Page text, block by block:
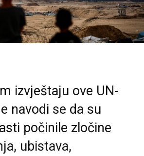
izvještaju ove UN-
navodi se da su
počinile zločine
ubistava,